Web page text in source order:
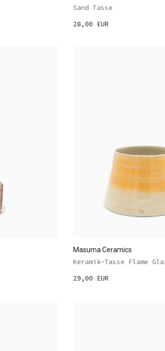
Sand Tasse
28,00 EUR
Masuma Ceramics
Keramik-Tasse Flame
29,00 EUR